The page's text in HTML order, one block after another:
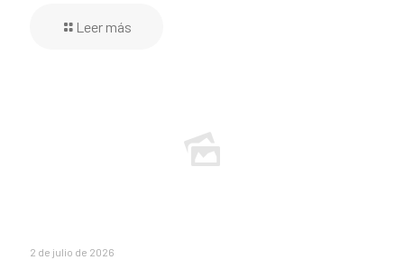
Leer más
2 de julio de 2026